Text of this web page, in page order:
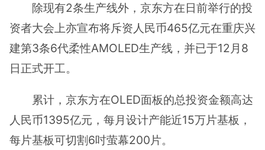
除现有2条生产线外，京东方在日前举行的投
资者大会上亦宣布将斥资人民币465亿元在重庆兴
建第3条6代柔性AMOLED生产线，并已于12月8
日正式开工。
累计，京东方在OLED面板的总投资金额高达
人民币1395亿元，每月设计产能近15万片基板，
每片基板可切割6吋萤幕200片。